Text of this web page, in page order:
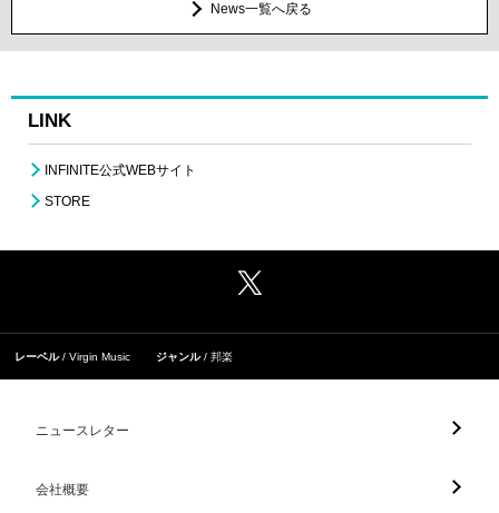
News一覧へ戻る
LINK
INFINITE公式WEBサイト
STORE
レーベル Virgin Music ジャンル 邦楽
ニュースレター
会社概要